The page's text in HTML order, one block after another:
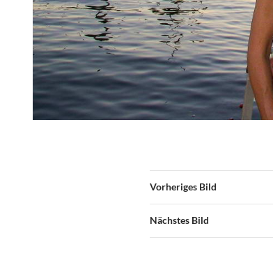
Vorheriges Bild
Nächstes Bild